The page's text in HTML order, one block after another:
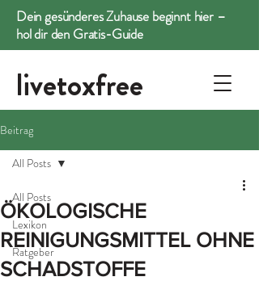
livetoxfree
Dein gesünderes Zuhause beginnt hier –
hol dir den Gratis-Guide
Beitrag
All Posts
Lexikon
Ratgeber
All Posts
ÖKOLOGISCHE
REINIGUNGSMITTEL OHNE
SCHADSTOFFE